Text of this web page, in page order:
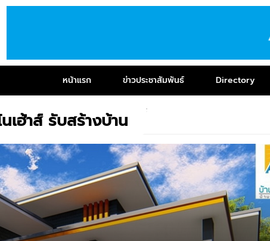
หน้าแรก ข่าวประชาสัมพันธ์ Directory
เฮ้าส์ รับสร้างบ้าน